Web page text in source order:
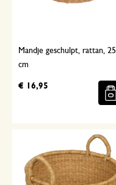
Mandje geschulpt, rattan, 25
cm
€ 16,95